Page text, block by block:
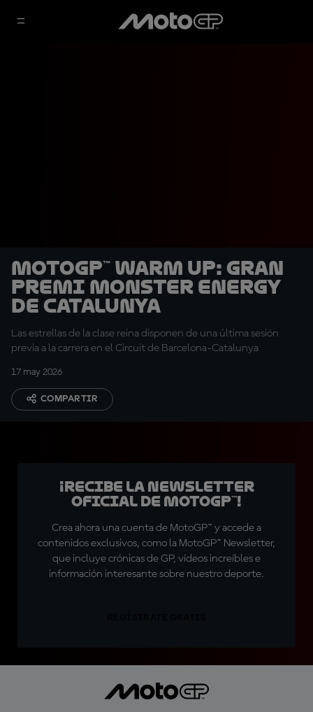
MotoGP™ Warm Up: Gran
Premi Monster Energy
de Catalunya
Las estrellas de la clase reina disponen de una última sesión
previa a la carrera en el Circuit de Barcelona-Catalunya
17 may 2026
COMPARTIR
¡Recibe la Newsletter
oficial de MotoGP™!
Crea ahora una cuenta de MotoGP™ y accede a
contenidos exclusivos, como la MotoGP™ Newsletter,
que incluye crónicas de GP, vídeos increíbles e
información interesante sobre nuestro deporte.